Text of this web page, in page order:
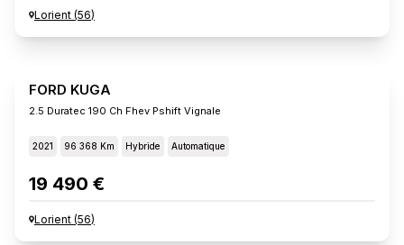
Lorient (56)
FORD KUGA
2.5 Duratec 190 Ch Fhev Pshift Vignale
2021 96 368 Km Hybride Automatique
19 490 €
Lorient (56)